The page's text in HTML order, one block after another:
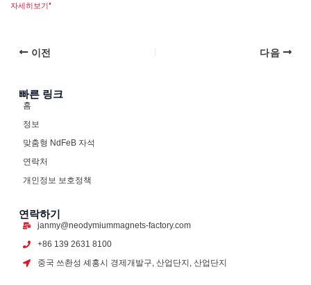
자세히보기"
이전 다음
빠른 링크
홈
정보
맞춤형 NdFeB 자석
연락처
개인정보 보호정책
연락하기
janmy@neodymiummagnets-factory.com
+86 139 2631 8100
중국 쓰촨성 셰홍시 경제개발구, 산업단지, 산업단지